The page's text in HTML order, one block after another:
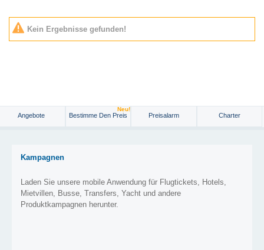
Kein Ergebnisse gefunden!
Angebote Bestimme Den Preis
Neu!
Preisalarm Charter
Kampagnen
Laden Sie unsere mobile Anwendung für Flugtickets, Hotels,
Mietvillen, Busse, Transfers, Yacht und andere
Produktkampagnen herunter.